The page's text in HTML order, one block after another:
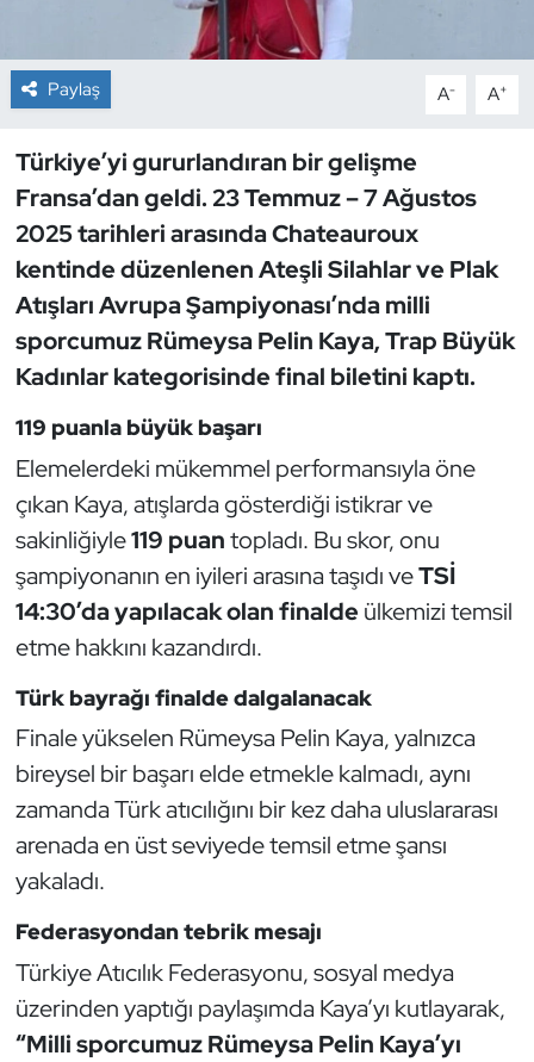
Paylaş A- A+
Türkiye’yi gururlandıran bir gelişme
Fransa’dan geldi. 23 Temmuz – 7 Ağustos
2025 tarihleri arasında Chateauroux
kentinde düzenlenenAteşli Silahlar ve Plak
Atışları Avrupa Şampiyonası’nda milli
sporcumuz Rümeysa Pelin Kaya, Trap Büyük
Kadınlar kategorisinde final biletini kaptı.
119 puanla büyük başarı
Elemelerdeki mükemmel performansıyla öne
çıkan Kaya, atışlarda gösterdiği istikrar ve
sakinliğiyle119 puantopladı. Bu skor, onu
şampiyonanın en iyileri arasına taşıdı veTSİ
14:30’da yapılacak olan finalde ülkemizi temsil
etme hakkını kazandırdı.
Türk bayrağı finalde dalgalanacak
Finale yükselen Rümeysa Pelin Kaya, yalnızca
bireysel bir başarı elde etmekle kalmadı, aynı
zamanda Türk atıcılığını bir kez daha uluslararası
arenada en üst seviyede temsil etme şansı
yakaladı.
Federasyondan tebrik mesajı
Türkiye Atıcılık Federasyonu, sosyal medya
üzerinden yaptığı paylaşımda Kaya’yı kutlayarak,
“Milli sporcumuz Rümeysa Pelin Kaya’yı
Dağcılık
Dövüş Sanatı
E-Spor
Eskrim
Futbol
Futsal
Genel
Golf
Güreş
Hava Sporları
Hentbol
İşitme Engelli Sporcular
Judo ve Kuraş
Kano ve Rafting
Karate